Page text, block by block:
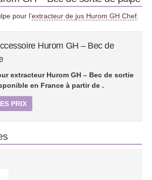
pour l’extracteur de jus Hurom GH Chef
Hurom GH – Bec de
extracteur Hurom GH – Bec de sortie
en France à partir de .
PRIX